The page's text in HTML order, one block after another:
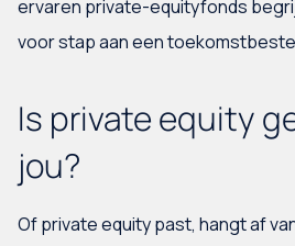
ervaren private-equityfonds
voor stap aan een
Is private equity
jou?
Of private equity past, hangt af